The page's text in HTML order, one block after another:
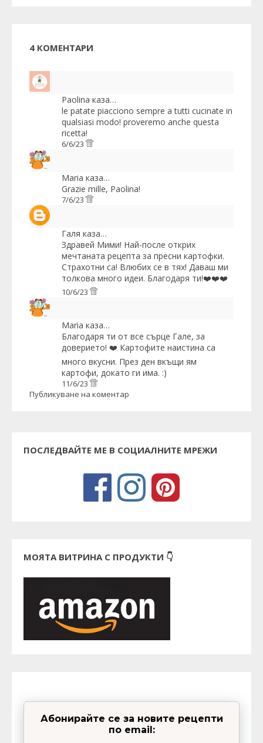
4 КОМЕНТАРИ
Paolina каза…
le patate piacciono sempre a tutti cucinate in
qualsiasi modo! proveremo anche questa
ricetta!
6/6/23
Maria каза…
Grazie mille, Paolina!
7/6/23
Галя каза…
Здравей Мими! Най-после открих
мечтаната рецепта за пресни картофки.
Страхотни са! Влюбих се в тях! Даваш ми
толкова много идеи. Благодаря ти!❤️❤️❤️
10/6/23
Maria каза…
Благодаря ти от все сърце Гале, за
доверието! ❤️ Картофите наистина са
много вкусни. През ден вкъщи ям
картофи, докато ги има. :)
11/6/23
Публикуване на коментар
ПОСЛЕДВАЙТЕ МЕ В СОЦИАЛНИТЕ МРЕЖИ
МОЯТА ВИТРИНА С ПРОДУКТИ 👇
Абонирайте се за новите рецепти
по email: